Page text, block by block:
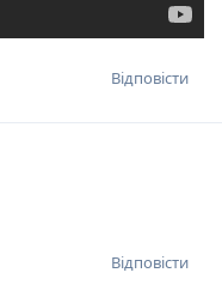
Відповісти
Відповісти